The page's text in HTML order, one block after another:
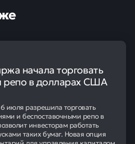
начала торговать
репо в долларах США
июля разрешила торговать
и беспоставочными репо в
инвесторам работать
таких бумаг. Новая опция